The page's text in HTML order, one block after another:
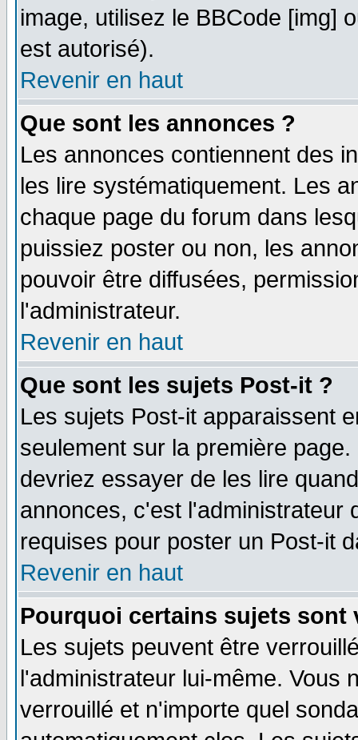
image, utilisez le BBCode [img]
est autorisé).
Revenir en haut
Que sont les annonces ?
Les annonces contiennent des
les lire systématiquement. Les
chaque page du forum dans
puissiez poster ou non, les
pouvoir être diffusées,
l'administrateur.
Revenir en haut
Que sont les sujets Post-it ?
Les sujets Post-it apparaissent
seulement sur la première
devriez essayer de les lire
annonces, c'est l'administrateur
requises pour poster un Post-it
Revenir en haut
Pourquoi certains sujets sont
Les sujets peuvent être
l'administrateur lui-même. Vous
verrouillé et n'importe quel